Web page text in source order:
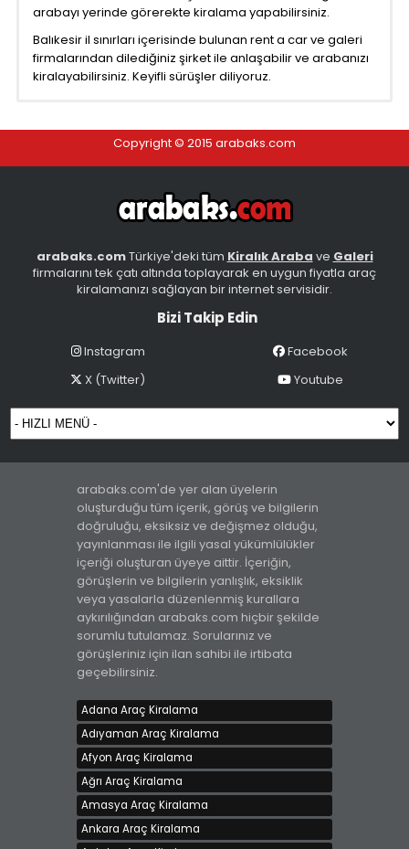
arabayı yerinde görerekte kiralama yapabilirsiniz.
Balıkesir il sınırları içerisinde bulunan rent a car ve galeri
firmalarından dilediğiniz şirket ile anlaşabilir ve arabanızı
kiralayabilirsiniz. Keyifli sürüşler diliyoruz.
Copyright © 2015 arabaks.com
arabaks.comTürkiye'deki tüm Kiralık Araba ve Galeri
firmalarını tek çatı altında toplayarak en uygun fiyatla araç
kiralamanızı sağlayan bir internet servisidir.
Bizi Takip Edin
Instagram
Facebook
X (Twitter)
Youtube
arabaks.com'de yer alan üyelerin
oluşturduğu tüm içerik, görüş ve bilgilerin
doğruluğu, eksiksiz ve değişmez olduğu,
yayınlanması ile ilgili yasal yükümlülükler
içeriği oluşturan üyeye aittir. İçeriğin,
görüşlerin ve bilgilerin yanlışlık, eksiklik
veya yasalarla düzenlenmiş kurallara
aykırılığından arabaks.com hiçbir şekilde
sorumlu tutulamaz. Sorularınız ve
görüşleriniz için ilan sahibi ile irtibata
geçebilirsiniz.
Adana Araç Kiralama
Adıyaman Araç Kiralama
Afyon Araç Kiralama
Ağrı Araç Kiralama
Amasya Araç Kiralama
Ankara Araç Kiralama